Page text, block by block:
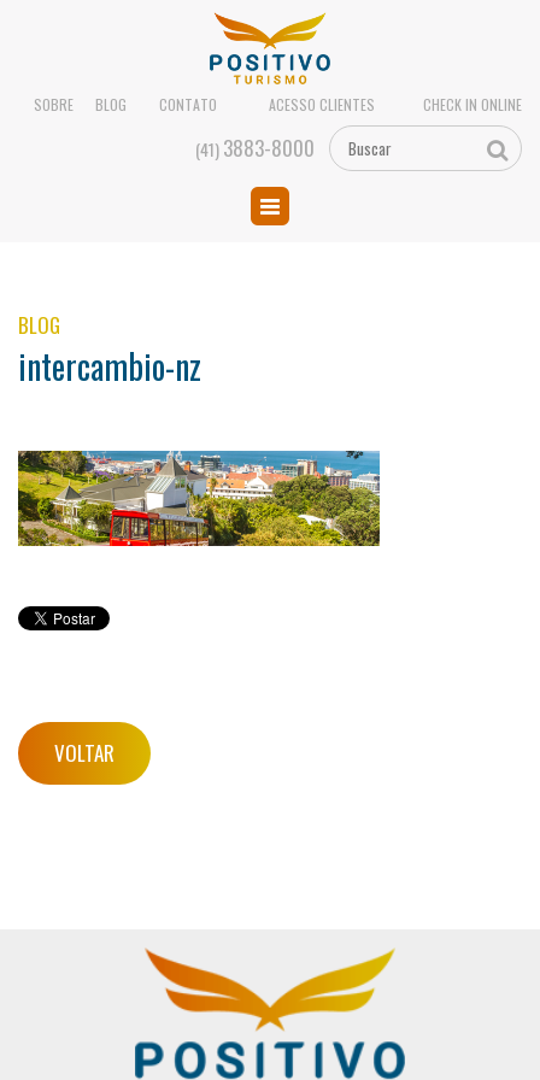
SOBRE BLOG CONTATO ACESSO CLIENTES CHECK IN ONLINE
(41)3883-8000
BLOG
intercambio-nz
VOLTAR